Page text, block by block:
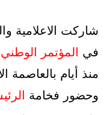
شاركت الاعلامية
في
المؤتمر الوطني
منذ أيام بالعاصمة
وحضور فخامة